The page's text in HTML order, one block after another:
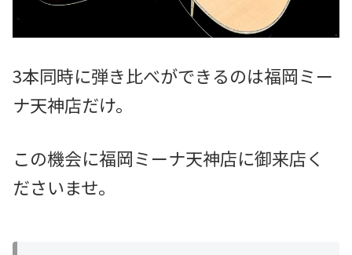
3本同時に弾き比べができるのは福岡ミー
ナ天神店だけ。
この機会に福岡ミーナ天神店に御来店く
ださいませ。